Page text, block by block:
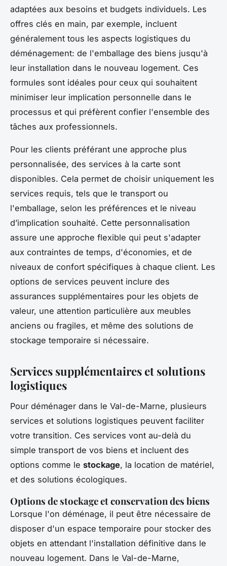
adaptées aux besoins et budgets individuels. Les
offres clés en main, par exemple, incluent
généralement tous les aspects logistiques du
déménagement: de l'emballage des biens jusqu'à
leur installation dans le nouveau logement. Ces
formules sont idéales pour ceux qui souhaitent
minimiser leur implication personnelle dans le
processus et qui préfèrent confier l'ensemble des
tâches aux professionnels.
Pour les clients préférant une approche plus
personnalisée, des services à la carte sont
disponibles. Cela permet de choisir uniquement les
services requis, tels que le transport ou
l'emballage, selon les préférences et le niveau
d’implication souhaité. Cette personnalisation
assure une approche flexible qui peut s'adapter
aux contraintes de temps, d'économies, et de
niveaux de confort spécifiques à chaque client. Les
options de services peuvent inclure des
assurances supplémentaires pour les objets de
valeur, une attention particulière aux meubles
anciens ou fragiles, et même des solutions de
stockage temporaire si nécessaire.
Services supplémentaires et solutions
logistiques
Pour déménager dans le Val-de-Marne, plusieurs
services et solutions logistiques peuvent faciliter
votre transition. Ces services vont au-delà du
simple transport de vos biens et incluent des
options comme le stockage, la location de matériel,
et des solutions écologiques.
Options de stockage et conservation des biens
Lorsque l'on déménage, il peut être nécessaire de
disposer d'un espace temporaire pour stocker des
objets en attendant l'installation définitive dans le
nouveau logement. Dans le Val-de-Marne,